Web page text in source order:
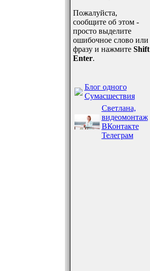
Пожалуйста,
сообщите об этом -
просто выделите
ошибочное слово или
фразу и нажмите Shift
Enter.
Блог одного
Сумасшествия
Светлана,
видеомонтаж
ВКонтакте
Телеграм